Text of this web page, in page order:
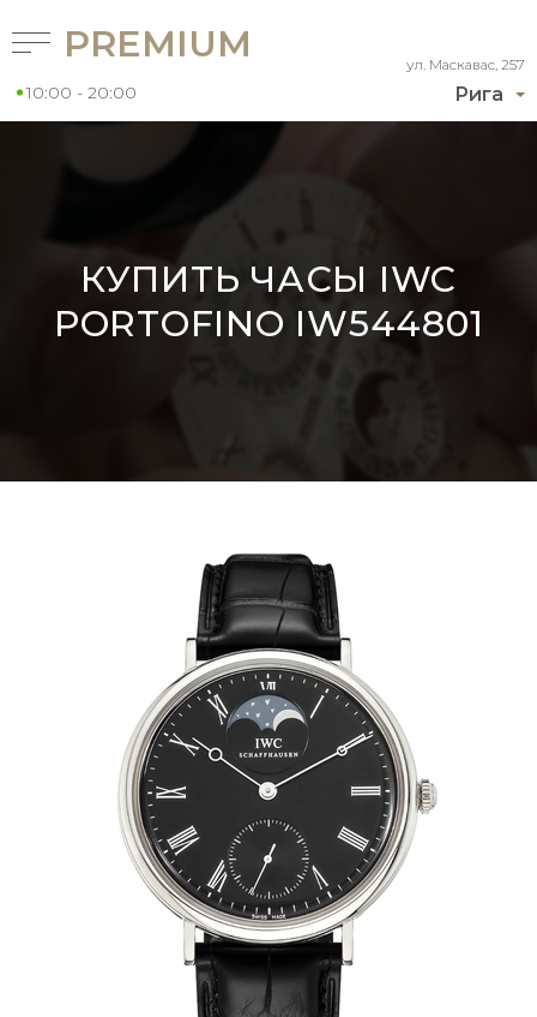
Рига
ул. Маскавас, 257
PREMIUM
10:00 - 20:00
КУПИТЬ ЧАСЫ IWC
PORTOFINO IW544801